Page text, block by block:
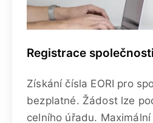
Registrace
Získání čísla EORI pro
bezplatné. Žádost lze
celního úřadu.